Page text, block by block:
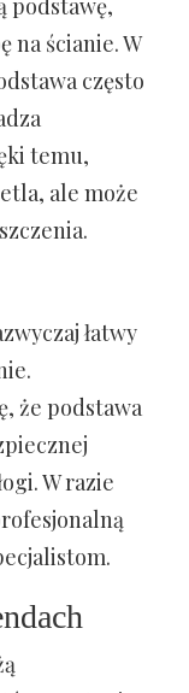
podstawę,
na ścianie. W
często
temu,
ale może
łatwy
że podstawa
W razie